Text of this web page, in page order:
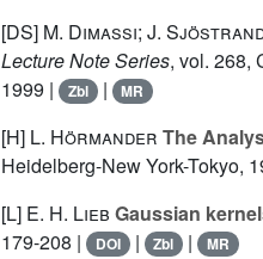
[DS] M. Dimassi; J.
Lecture Note Series, vol. 268,
1999 |
Zbl | MR
[H] L. Hörmander The
Heidelberg-New York-Tokyo,
[L] E. H. Lieb Gaussian
179-208 |
DOI | Zbl | MR